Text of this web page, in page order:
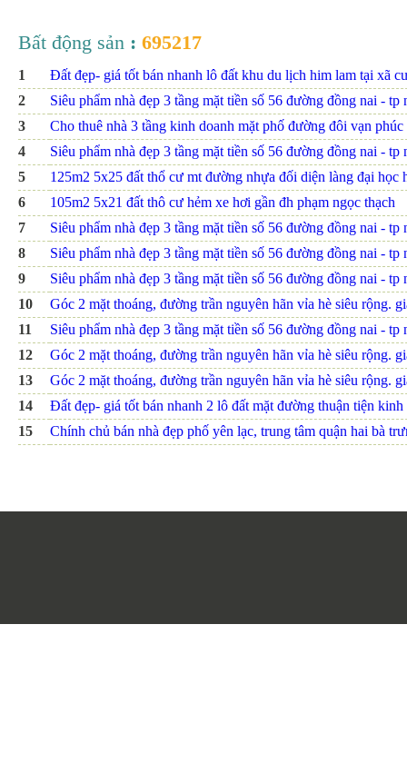
Bất động sản : 695217
1
Đất đẹp- giá tốt bán nhanh lô đất khu du lịch him lam tại xã
2
Siêu phẩm nhà đẹp 3 tầng mặt tiền số 56 đường đồng nai - tp
3
Cho thuê nhà 3 tầng kinh doanh mặt phố đường đôi vạn phúc
4
Siêu phẩm nhà đẹp 3 tầng mặt tiền số 56 đường đồng nai - tp
5
125m2 5x25 đất thổ cư mt đường nhựa đối diện làng đại học
6
105m2 5x21 đất thô cư hẻm xe hơi gần đh phạm ngọc thạch
7
Siêu phẩm nhà đẹp 3 tầng mặt tiền số 56 đường đồng nai - tp
8
Siêu phẩm nhà đẹp 3 tầng mặt tiền số 56 đường đồng nai - tp
9
Siêu phẩm nhà đẹp 3 tầng mặt tiền số 56 đường đồng nai - tp
10
Góc 2 mặt thoáng, đường trần nguyên hãn vỉa hè siêu rộng.
11
Siêu phẩm nhà đẹp 3 tầng mặt tiền số 56 đường đồng nai - tp
12
Góc 2 mặt thoáng, đường trần nguyên hãn vỉa hè siêu rộng.
13
Góc 2 mặt thoáng, đường trần nguyên hãn vỉa hè siêu rộng.
14
Đất đẹp- giá tốt bán nhanh 2 lô đất mặt đường thuận tiện
15
Chính chủ bán nhà đẹp phố yên lạc, trung tâm quận hai bà